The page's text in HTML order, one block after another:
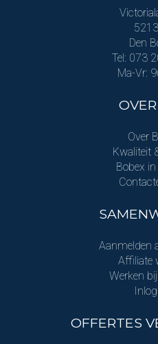
Den
Tel: 073
Ma-Vr:
Over
Kwaliteit
Bobex
Aanmelden
Affiliate
Werken
OFFERTES